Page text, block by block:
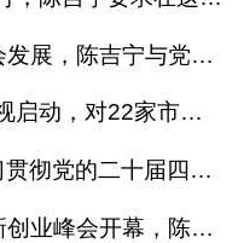
锚定“十五五”上海经济社会发展，陈吉宁与党外人士专题协商座谈
十二届上海市委第七轮巡视启动，对22家市管单位开展常规巡视
上海市第1期领导干部学习贯彻党的二十届四中全会精神专题研讨班开班，陈吉宁作专题报告
第五届“海聚英才”全球创新创业峰会开幕，陈吉宁出席并启动新一届大赛